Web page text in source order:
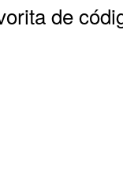
de